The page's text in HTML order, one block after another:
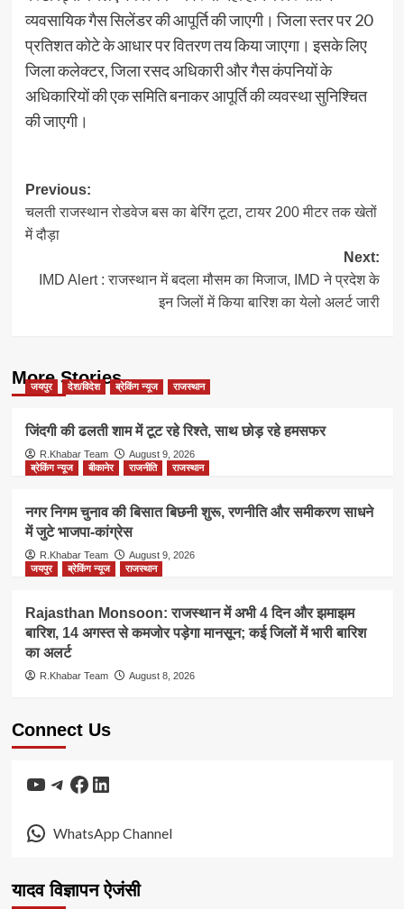
व्यवसायिक गैस सिलेंडर की आपूर्ति की जाएगी। जिला स्तर पर 20
प्रतिशत कोटे के आधार पर वितरण तय किया जाएगा। इसके लिए
जिला कलेक्टर, जिला रसद अधिकारी और गैस कंपनियों के
अधिकारियों की एक समिति बनाकर आपूर्ति की व्यवस्था सुनिश्चित
की जाएगी।
Post
navigation
Previous:
चलती राजस्थान रोडवेज बस का बेरिंग टूटा, टायर 200 मीटर तक खेतों
में दौड़ा
Next:
IMD Alert : राजस्थान में बदला मौसम का मिजाज, IMD ने प्रदेश के
इन जिलों में किया बारिश का येलो अलर्ट जारी
More Stories
जयपुर देश/विदेश ब्रेकिंग न्यूज राजस्थान
जिंदगी की ढलती शाम में टूट रहे रिश्ते, साथ छोड़ रहे हमसफर
R.Khabar Team
August 9, 2026
ब्रेकिंग न्यूज
बीकानेर राजनीति राजस्थान
नगर निगम चुनाव की बिसात बिछनी शुरू, रणनीति और समीकरण साधने
में जुटे भाजपा-कांग्रेस
R.Khabar Team
August 9, 2026
जयपुर
ब्रेकिंग न्यूज राजस्थान
Rajasthan Monsoon: राजस्थान में अभी 4 दिन और झमाझम
बारिश, 14 अगस्त से कमजोर पड़ेगा मानसून; कई जिलों में भारी बारिश
का अलर्ट
R.Khabar Team August 8, 2026
Connect Us
YouTube
Telegram
Facebook
LinkedIn
WhatsApp Channel
यादव विज्ञापन ऐजंसी